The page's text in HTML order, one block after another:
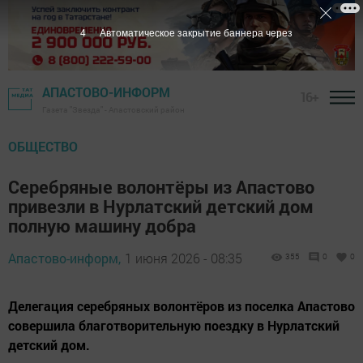
АПАСТОВО-ИНФОРМ
ОБЩЕСТВО
Серебряные волонтёры из Апастово
привезли в Нурлатский детский дом
полную машину добра
Апастово-информ, 1 июня 2026 - 08:35 355 0 0
Делегация серебряных волонтёров из поселка Апастово
совершила благотворительную поездку в Нурлатский
детский дом.
3 Автоматическое закрытие баннера через